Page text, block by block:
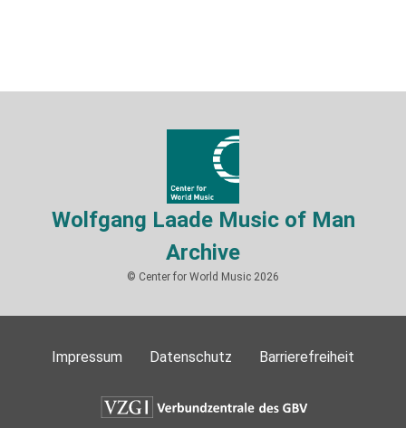
Wolfgang Laade Music of Man
Archive
© Center for World Music 2026
Impressum Datenschutz Barrierefreiheit